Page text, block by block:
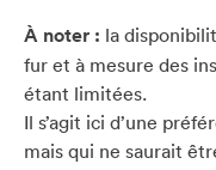
À noter : la
fur et à mesure des
étant limitées.
Il s’agit ici d’une
mais qui ne saurait